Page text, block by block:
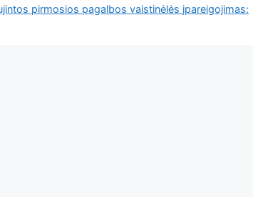
pirmosios pagalbos vaistinėlės įpareigojimas: